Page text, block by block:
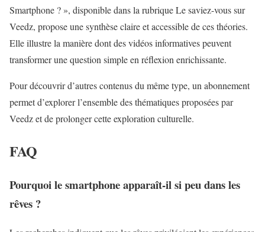
Smartphone ? », disponible dans la rubrique Le saviez-vous sur
Veedz, propose une synthèse claire et accessible de ces théories.
Elle illustre la manière dont des vidéos informatives peuvent
transformer une question simple en réflexion enrichissante.
Pour découvrir d’autres contenus du même type, un abonnement
permet d’explorer l’ensemble des thématiques proposées par
Veedz et de prolonger cette exploration culturelle.
FAQ
Pourquoi le smartphone apparaît-il si peu dans les
rêves ?